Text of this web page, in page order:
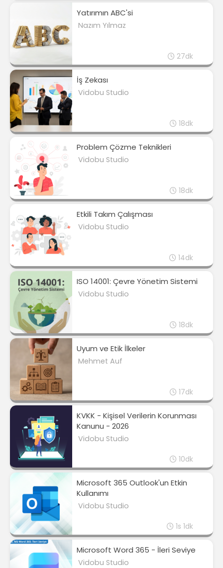
Yatırımın ABC'si
Nazım Yılmaz
27dk
İş Zekası
Vidobu Studio
18dk
Problem Çözme Teknikleri
Vidobu Studio
18dk
Etkili Takım Çalışması
Vidobu Studio
14dk
ISO 14001: Çevre Yönetim Sistemi
Vidobu Studio
18dk
Uyum ve Etik İlkeler
Mehmet Auf
17dk
KVKK - Kişisel Verilerin Korunması
Kanunu - 2026
Vidobu Studio
10dk
Microsoft 365 Outlook'un Etkin
Kullanımı
Vidobu Studio
1s 1dk
Microsoft Word 365 - İleri Seviye
Vidobu Studio